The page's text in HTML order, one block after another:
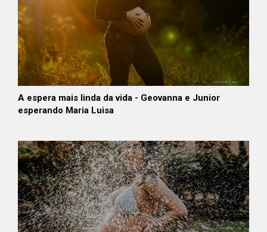
A espera mais linda da vida - Geovanna e Junior
esperando Maria Luisa